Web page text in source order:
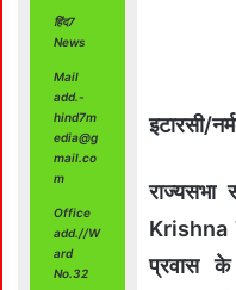
हिंद7
News
Mail
add.-
hind7m
edia@g
mail.co
m
Office
add.//W
ard
No.32
इटारसी/
Krishna
प्रवास के